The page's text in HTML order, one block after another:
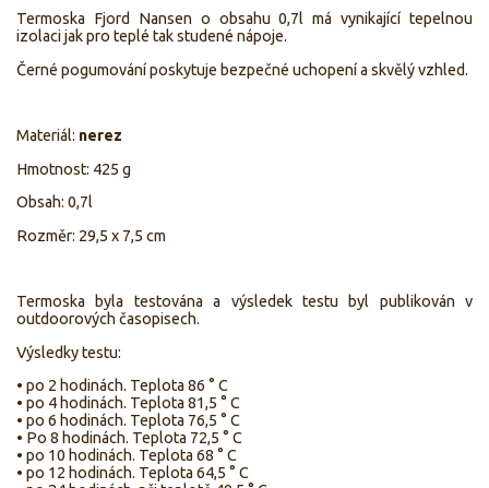
Termoska Fjord Nansen o obsahu 0,7l má vynikající tepelnou
izolaci jak pro teplé tak studené nápoje.
Černé pogumování poskytuje bezpečné uchopení a skvělý vzhled.
Materiál: nerez
Hmotnost: 425 g
Obsah: 0,7l
Rozměr: 29,5 x 7,5 cm
Termoska byla testována a výsledek testu byl publikován v
outdoorových časopisech.
Výsledky testu:
• po 2 hodinách. Teplota 86 ° C
• po 4 hodinách. Teplota 81,5 ° C
• po 6 hodinách. Teplota 76,5 ° C
• Po 8 hodinách. Teplota 72,5 ° C
• po 10 hodinách. Teplota 68 ° C
• po 12 hodinách. Teplota 64,5 ° C